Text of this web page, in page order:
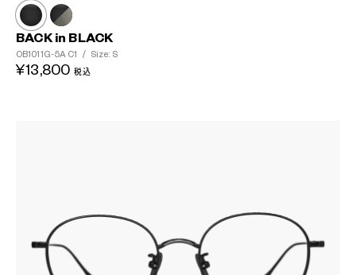
BACK in BLACK
OB1011G-5A C1 / Size: S
¥13,800 税込